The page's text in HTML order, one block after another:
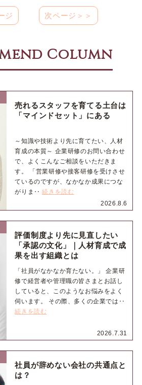
ジ 次ページ＞＞
Column
2026.8.6
売れるスタッフを育てる土台は
「マインドセット」にある
～知識や技術より先に育てたい、人材
育成の本質～ 企業研修のお問い合わせ
で、よくこんなご相談をいただきま
す。 「営業研修や接客研修を受けさせ
ているのですが、なかなか成果につな
がりま‥続きを読む
2026.7.31
評価制度より先に見直したい
「承認の文化」｜人材育成で成
果を出す組織とは
「社員がなかなか育たない。」 企業研
修で経営者や管理職の皆さまとお話し
していると、このようなお悩みをよく
伺います。 その際、多くの企業では‥
続きを読む
社員が辞めない会社の共通点と
は？